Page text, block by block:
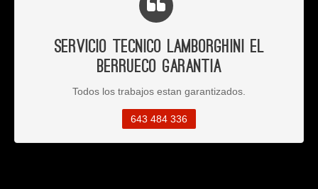
Servicio Tecnico Lamborghini El
Berrueco Garantia
Todos los trabajos estan garantizados.
643 484 336